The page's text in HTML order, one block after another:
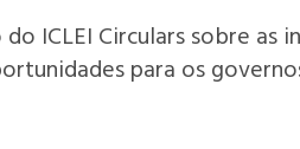
ICLEI Circulars sobre as
para os